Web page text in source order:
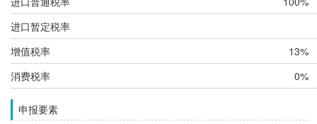
进口暂定税率
增值税率
13%
消费税率
0%
申报要素